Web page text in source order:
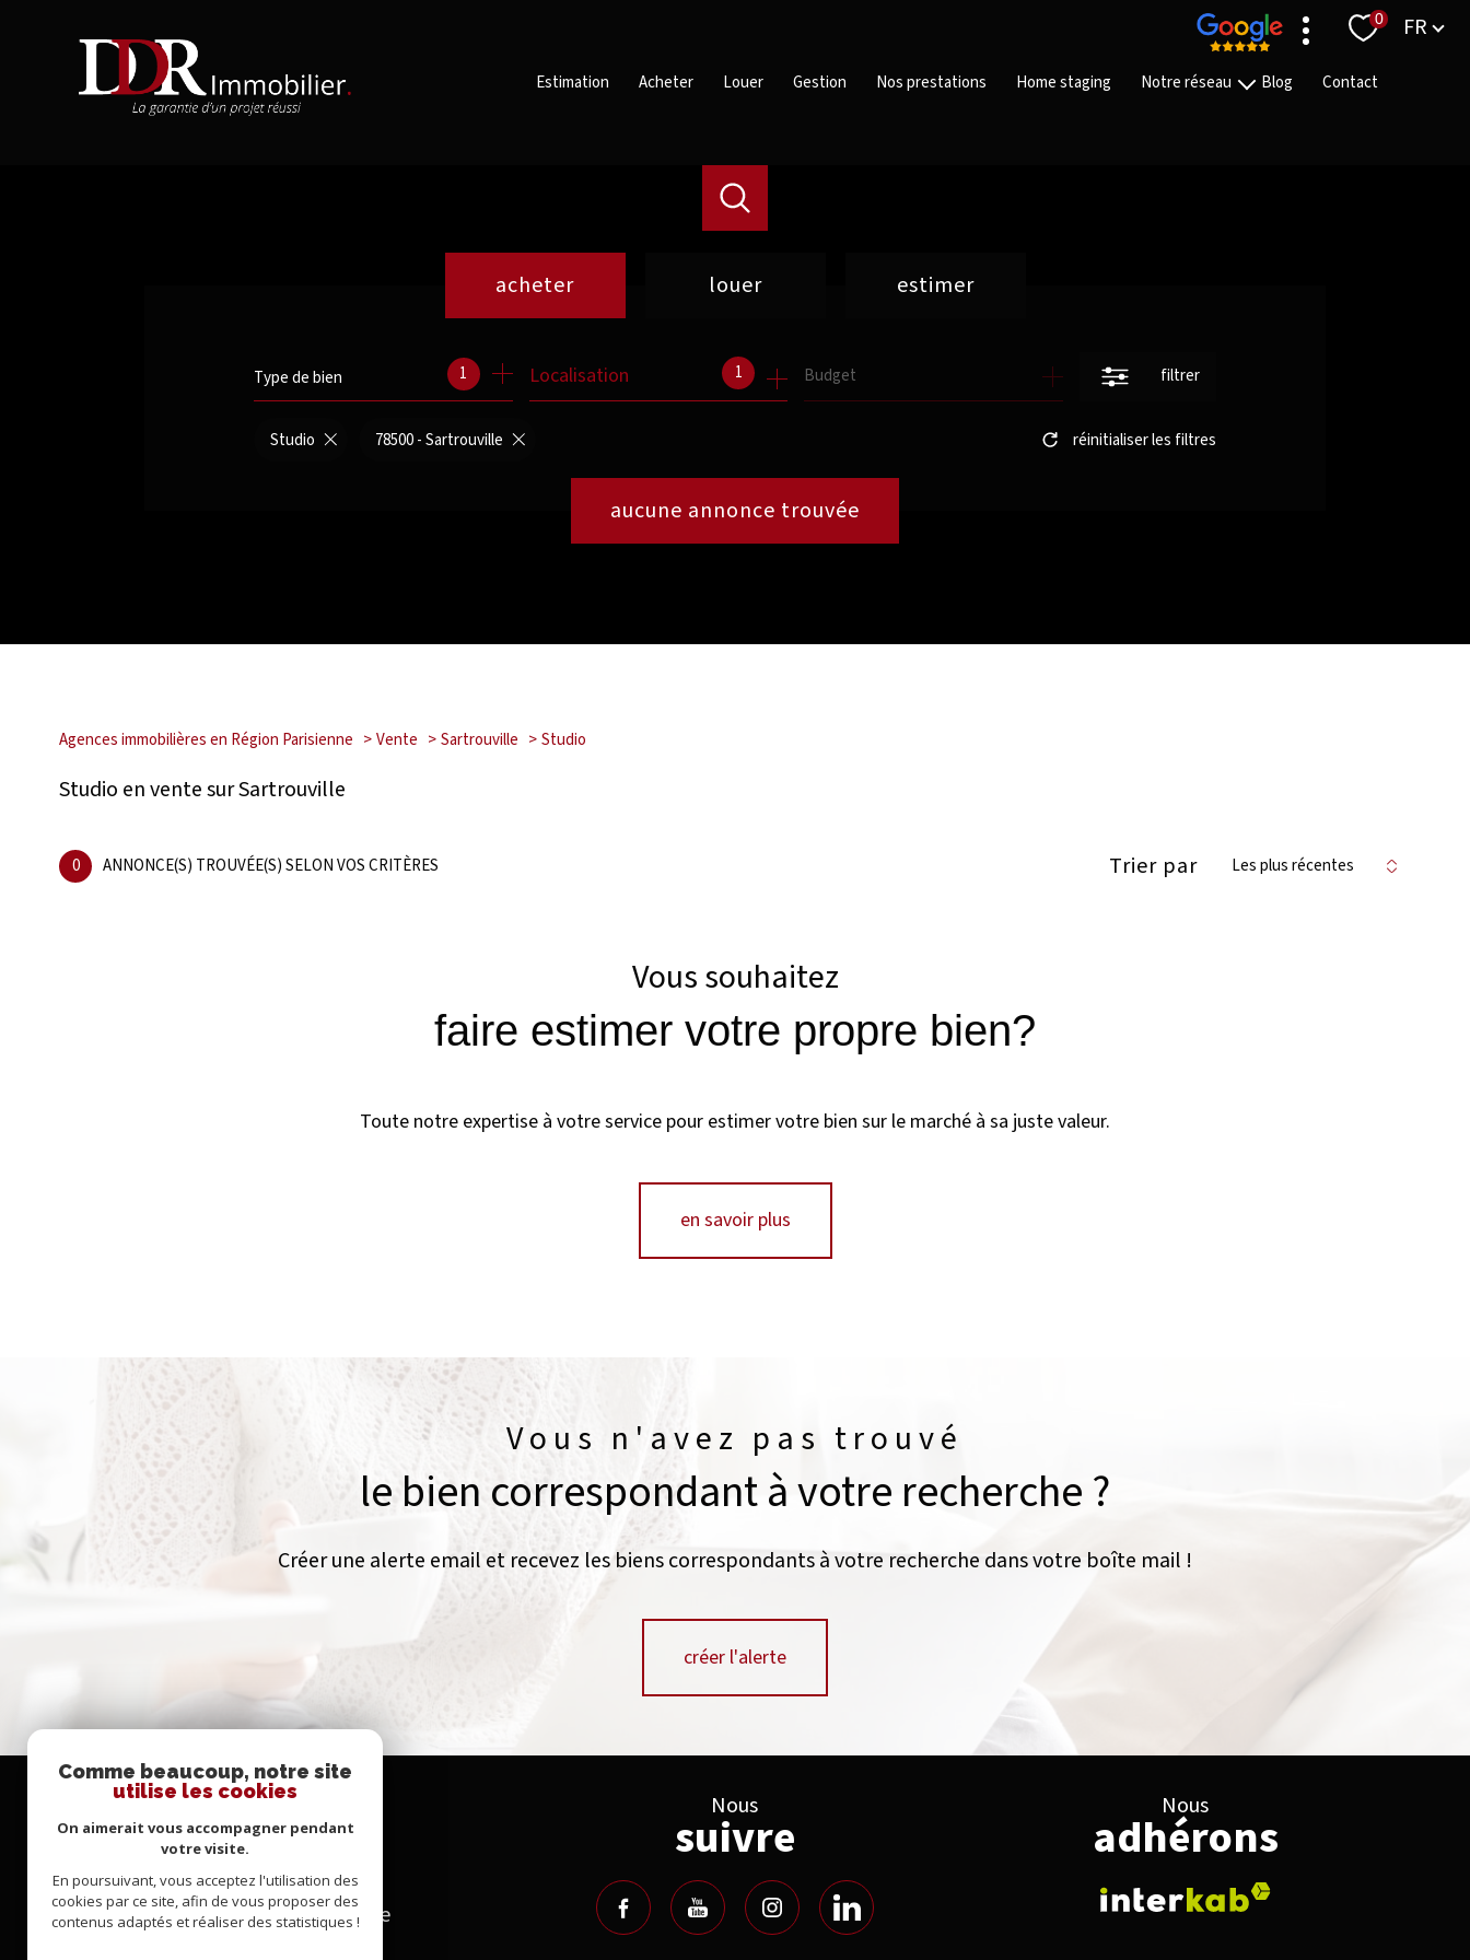
0 Langue
FR
Estimation Acheter Louer Gestion Nos prestations Home staging Notre réseau Blog Contact
acheter
de l'ancien
de l'immo pro
louer
à l'année
de l'immo pro
estimer
Type de bien 1 1
Localisation Budget filtrer
aucune annonce trouvée
Studio 78500 - Sartrouville réinitialiser les filtres
Agences immobilières en Région Parisienne Vente Sartrouville Studio
Studio en vente sur Sartrouville
0 ANNONCE(S) TROUVÉE(S) SELON VOS CRITÈRES Trier par Les plus récentes
Vous souhaitez
faire estimer votre propre bien?
Toute notre expertise à votre service pour estimer votre bien sur le marché à sa juste valeur.
en savoir plus
Vous n'avez pas trouvé
le bien correspondant à votre recherche ?
Créer une alerte email et recevez les biens correspondants à votre recherche dans votre boîte mail !
créer l'alerte
Se
connecter
espace propriétaire
Nous
suivre
Nous
adhérons
Comme beaucoup, notre site
utilise les cookies
On aimerait vous accompagner pendant
votre visite.
En poursuivant, vous acceptez l'utilisation des
cookies par ce site, afin de vous proposer des
contenus adaptés et réaliser des statistiques !